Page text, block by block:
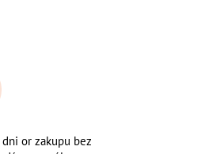
or zakupu bez